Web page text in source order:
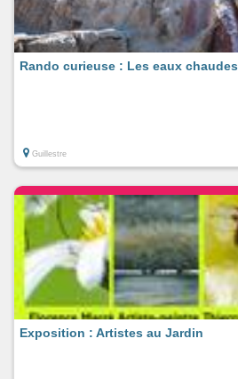
Rando curieuse : Les eaux
Guillestre
Exposition : Artistes au Jardin